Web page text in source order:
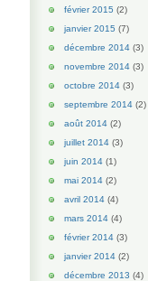
février 2015 (2)
janvier 2015 (7)
décembre 2014 (3)
novembre 2014 (3)
octobre 2014 (3)
septembre 2014 (2)
août 2014 (2)
juillet 2014 (3)
juin 2014 (1)
mai 2014 (2)
avril 2014 (4)
mars 2014 (4)
février 2014 (3)
janvier 2014 (2)
décembre 2013 (4)